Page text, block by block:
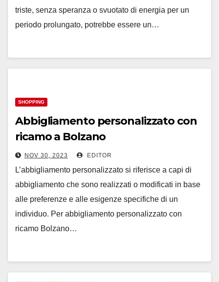
triste, senza speranza o svuotato di energia per un
periodo prolungato, potrebbe essere un…
SHOPPING
Abbigliamento personalizzato con
ricamo a Bolzano
NOV 30, 2023 EDITOR
L’abbigliamento personalizzato si riferisce a capi di
abbigliamento che sono realizzati o modificati in base
alle preferenze e alle esigenze specifiche di un
individuo. Per abbigliamento personalizzato con
ricamo Bolzano…